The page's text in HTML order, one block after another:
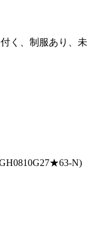
く、制服あり、未
N)